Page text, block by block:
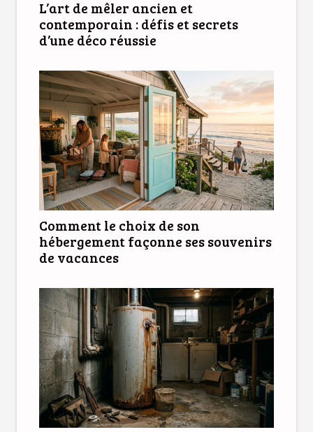
L’art de mêler ancien et
contemporain : défis et secrets
d’une déco réussie
Comment le choix de son
hébergement façonne ses souvenirs
de vacances